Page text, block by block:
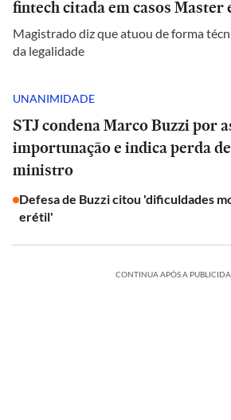
fintech citada em casos Master
Magistrado diz que atuou de forma
da legalidade
UNANIMIDADE
STJ condena Marco Buzzi por
importunação e indica perda
ministro
Defesa de Buzzi citou 'dificuldades
erétil'
CONTINUA APÓS A